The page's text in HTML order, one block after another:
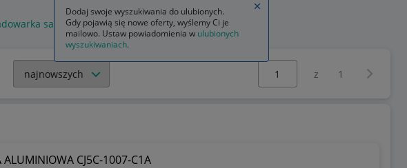
samochodowa
Wybierz stronę:
z 1
ALUMINIOWA CJ5C-1007-C1A
Dodaj swoje wyszukiwania do ulubionych.
Gdy pojawią się nowe oferty, wyślemy Ci je
mailowo. Ustaw powiadomienia w ulubionych
wyszukiwaniach.
Zamknij wskazówkę